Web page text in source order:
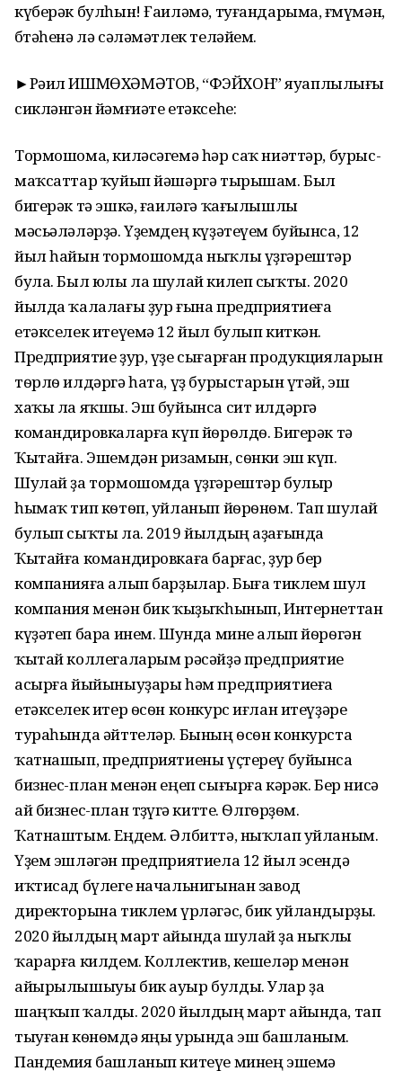
күберәк булһын! Ғаиләмә, туғандарыма, ғөмүмән,
бөтәһенә лә сәләмәтлек теләйем.
►Рәил ИШМӨХӘМӘТОВ, “ФЭЙХОН” яуаплылығы
сикләнгән йәмғиәте етәксеһе:
Тормошома, киләсәгемә һәр саҡ ниәттәр, бурыс-
маҡсаттар ҡуйып йәшәргә тырышам. Был
бигерәк тә эшкә, ғаиләгә ҡағылышлы
мәсьәләләрҙә. Үҙемдең күҙәтеүем буйынса, 12
йыл һайын тормошомда ныҡлы үҙгәрештәр
була. Был юлы ла шулай килеп сыҡты. 2020
йылда ҡалалағы ҙур ғына предприятиеға
етәкселек итеүемә 12 йыл булып киткән.
Предприятие ҙур, үҙе сығарған продукцияларын
тѳрлѳ илдәргә һата, үҙ бурыстарын үтәй, эш
хаҡы ла яҡшы. Эш буйынса сит илдәргә
командировкаларға күп йѳрѳлдѳ. Бигерәк тә
Ҡытайға. Эшемдән ризамын, сѳнки эш күп.
Шулай ҙа тормошомда үҙгәрештәр булыр
һымаҡ тип кѳтѳп, уйланып йѳрѳнѳм. Тап шулай
булып сыҡты ла. 2019 йылдың аҙағында
Ҡытайға командировкаға барғас, ҙур бер
компанияға алып барҙылар. Быға тиклем шул
компания менән бик ҡыҙыҡһынып, Интернеттан
күҙәтеп бара инем. Шунда мине алып йѳрѳгән
ҡытай коллегаларым рәсәйҙә предприятие
асырға йыйыныуҙары һәм предприятиеға
етәкселек итер ѳсѳн конкурс иғлан итеүҙәре
тураһында әйттеләр. Бының ѳсѳн конкурста
ҡатнашып, предприятиены үҫтереү буйынса
бизнес-план менән еңеп сығырға кәрәк. Бер нисә
ай бизнес-план төҙөүгә китте. Ѳлгѳрҙѳм.
Ҡатнаштым. Еңдем. Әлбиттә, ныҡлап уйланым.
Үҙем эшләгән предприятиела 12 йыл эсендә
иҡтисад бүлеге начальнигынан завод
директорына тиклем үрләгәс, бик уйландырҙы.
2020 йылдың март айында шулай ҙа ныҡлы
ҡарарға килдем. Коллектив, кешеләр менән
айырылышыуы бик ауыр булды. Улар ҙа
шаңҡып ҡалды. 2020 йылдың март айында, тап
тыуған кѳнѳмдә яңы урында эш башланым.
Пандемия башланып китеүе минең эшемә